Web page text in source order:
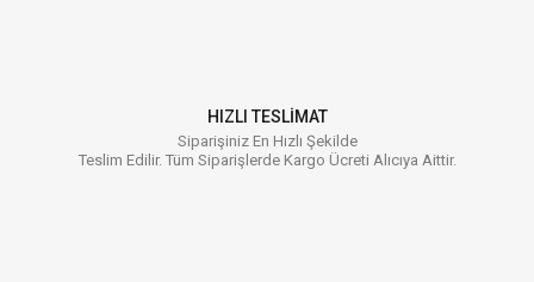
HIZLI TESLİMAT
Siparişiniz En Hızlı Şekilde
Teslim Edilir. Tüm Siparişlerde Kargo Ücreti Alıcıya Aittir.